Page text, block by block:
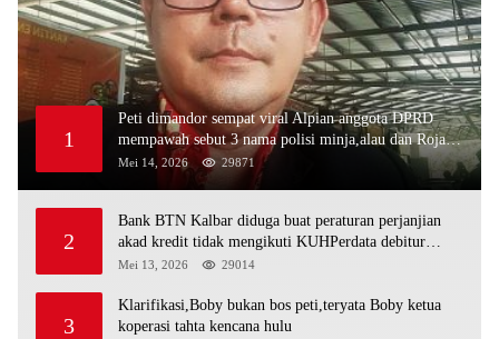
1
Peti dimandor sempat viral Alpian anggota DPRD
mempawah sebut 3 nama polisi minja,alau dan Rojali
sebagai bos peti,Bahkan ada alat berat excavator
Mei 14, 2026 29871
2
Bank BTN Kalbar diduga buat peraturan perjanjian
akad kredit tidak mengikuti KUHPerdata debitur
awam di bentur dengan aturan diduga tanpa dasar
Mei 13, 2026 29014
3
Klarifikasi,Boby bukan bos peti,teryata Boby ketua
koperasi tahta kencana hulu